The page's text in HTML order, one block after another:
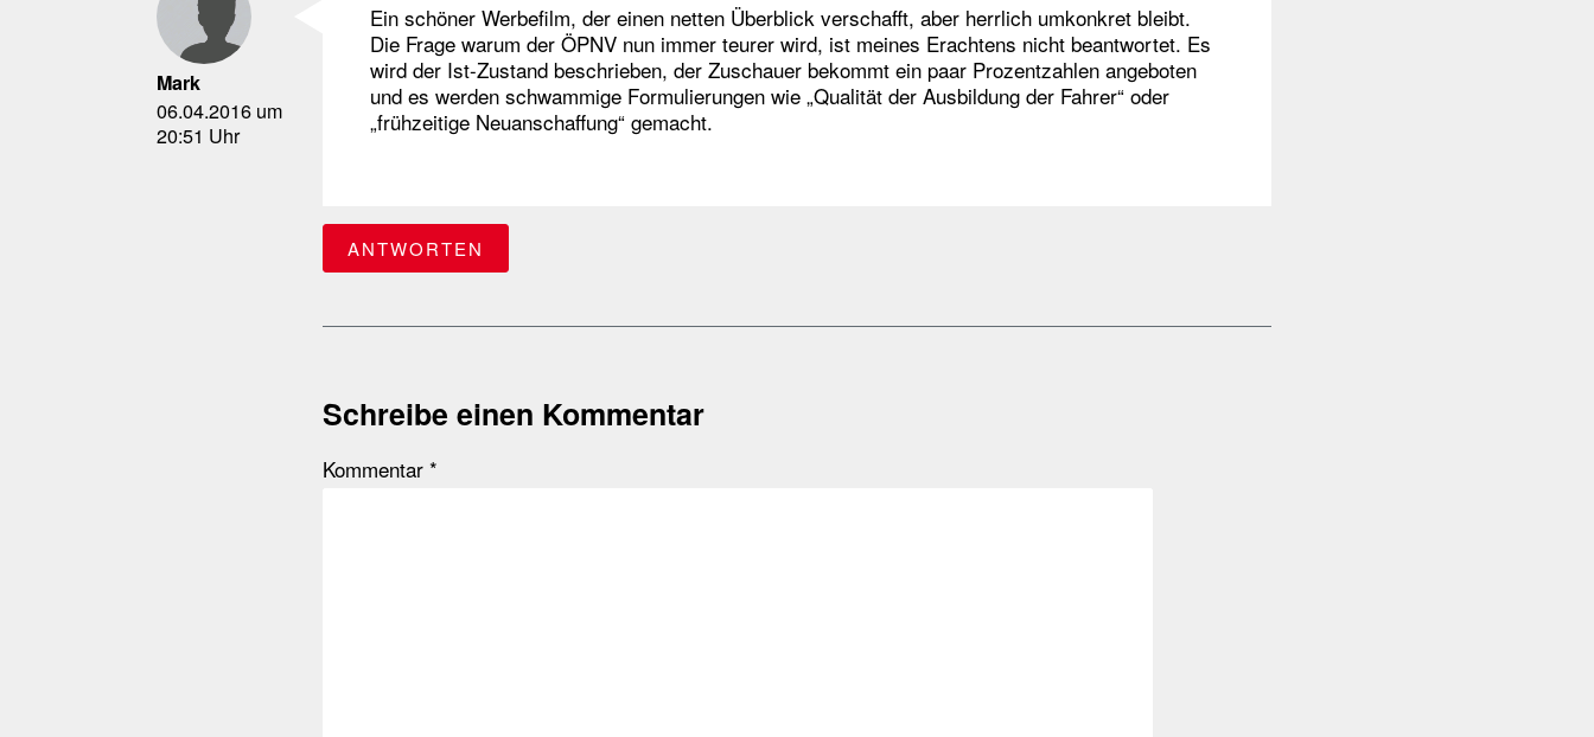
Mark
06.04.2016 um
20:51 Uhr
Ein schöner Werbefilm, der einen netten Überblick verschafft, aber herrlich umkonkret bleibt.
Die Frage warum der ÖPNV nun immer teurer wird, ist meines Erachtens nicht beantwortet. Es
wird der Ist-Zustand beschrieben, der Zuschauer bekommt ein paar Prozentzahlen angeboten
und es werden schwammige Formulierungen wie „Qualität der Ausbildung der Fahrer“ oder
„frühzeitige Neuanschaffung“ gemacht.
ANTWORTEN
Schreibe einen Kommentar
Kommentar *